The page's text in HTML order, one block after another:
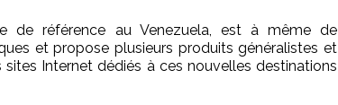
de référence au Venezuela, est à même de
et propose plusieurs produits généralistes et
Internet dédiés à ces nouvelles destinations